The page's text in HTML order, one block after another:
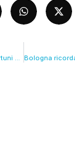
In Emilia-Romagna 207 infortuni sul lavoro al giorno. VIDEO